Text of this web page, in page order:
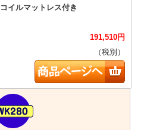
191,510円
（税別）